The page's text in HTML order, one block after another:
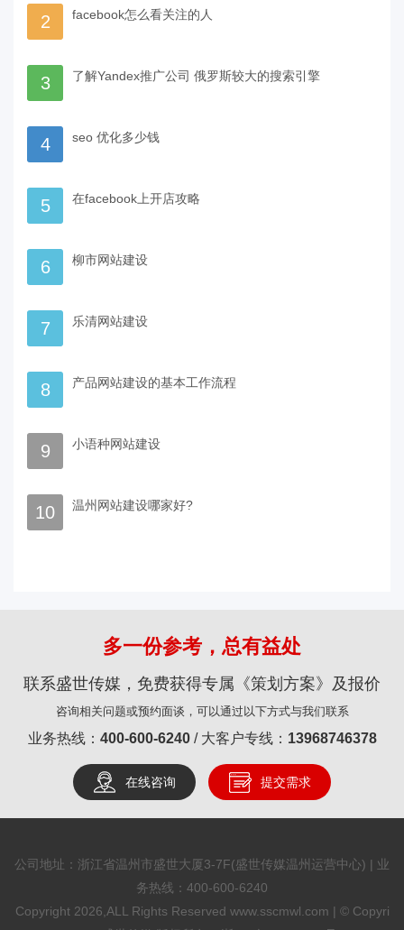
2 facebook怎么看关注的人
3 了解Yandex推广公司 俄罗斯较大的搜索引擎
4 seo 优化多少钱
5 在facebook上开店攻略
6 柳市网站建设
7 乐清网站建设
8 产品网站建设的基本工作流程
9 小语种网站建设
10 温州网站建设哪家好?
多一份参考，总有益处
联系盛世传媒，免费获得专属《策划方案》及报价
咨询相关问题或预约面谈，可以通过以下方式与我们联系
业务热线： 400-600-6240/ 大客户专线： 13968746378
在线咨询 提交需求
公司地址：浙江省温州市盛世大厦3-7F(盛世传媒温州运营中心) | 业
务热线： 400-600-6240
Copyright 2026,ALL Rights Reserved www.sscmwl.com | © Copyri